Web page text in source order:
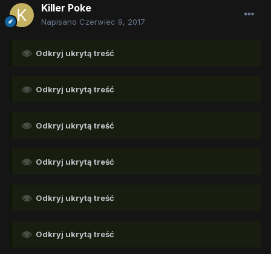
Killer Poke
Napisano Czerwiec 9, 2017
Odkryj ukrytą treść
Odkryj ukrytą treść
Odkryj ukrytą treść
Odkryj ukrytą treść
Odkryj ukrytą treść
Odkryj ukrytą treść